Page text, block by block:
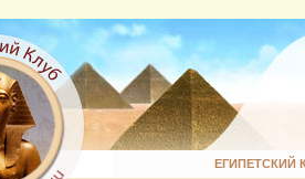
ЕГИПЕТСКИЙ